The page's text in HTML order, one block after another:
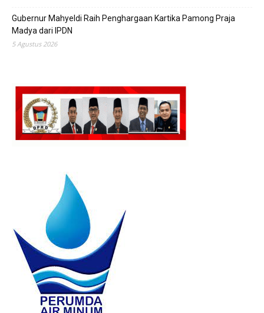
Gubernur Mahyeldi Raih Penghargaan Kartika Pamong Praja
Madya dari IPDN
5 Agustus 2026